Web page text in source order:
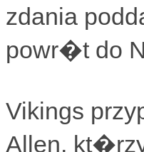
zdania
powr�t do
Vikings
Allen,